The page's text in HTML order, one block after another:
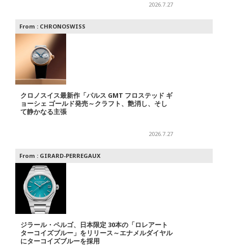
2026.7.27
From : CHRONOSWISS
クロノスイス最新作「パルス GMT フロステッド ギ
ョーシェ ゴールド発売～クラフト、艶消し、そし
て静かなる主張
2026.7.27
From : GIRARD-PERREGAUX
ジラール・ペルゴ、日本限定 30本の「ロレアート
ターコイズブルー」をリリース～エナメルダイヤル
にターコイズブルーを採用